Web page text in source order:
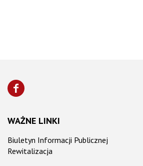
WAŻNE LINKI
Biuletyn Informacji Publicznej
Rewitalizacja